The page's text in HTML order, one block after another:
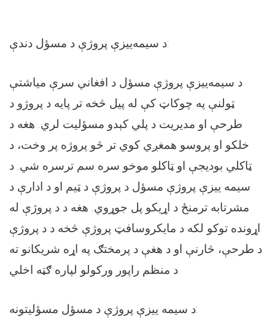
د سیمه‌ییزې پروژې د مسؤل دندې:
د سیمه‌ییزې پروژې مسؤل د افغاني سرې میاشتې
ټولنې په چوکاټ کې له پیل څخه تر پایه د پروژو د
طرحې او مدیریت د پلي کېدو مسؤلیت لري. هغه د
خلکو او پروسو همغږي کوي تر څو پروژه پر وخت، د
ټاکلي بودیجې او ټاکلو موخو سره سم ترسره شي. د
سیمه ییزې پروژې مسؤل د پروژې د ټیم او د ادارې د
مشرتابه ترمنځ د اړیکو پل جوړوي. هغه د د پروژې له
اړونده توکو لکه د مایکروسافټ پروژې څخه د د پروژې
د طرحې، څارنې او د هغې د پرمختګ په اړه شریکانو ته
د سیمه ییزې پروژې د مسؤل مسؤلیتونه: